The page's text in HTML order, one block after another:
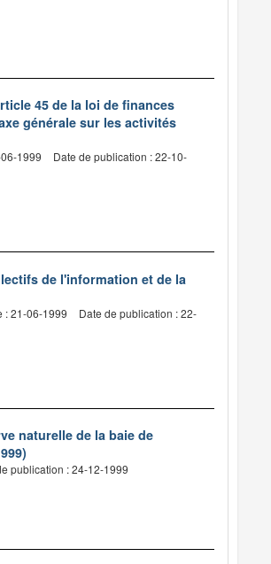
45 de la loi de finances
générale sur les activités
1999
Date de publication : 22-10-
de l'information et de la
: 21-06-1999
Date de publication : 22-
naturelle de la baie de
publication : 24-12-1999